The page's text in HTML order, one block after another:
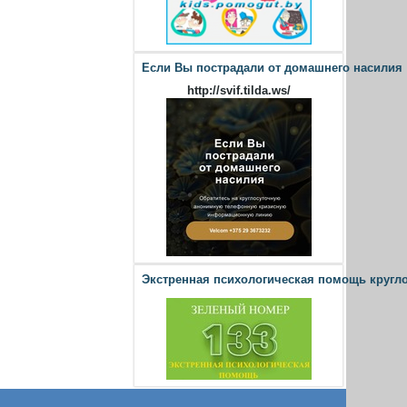
Если Вы пострадали от домашнего насилия
http://svif.tilda.ws/
Экстренная психологическая помощь